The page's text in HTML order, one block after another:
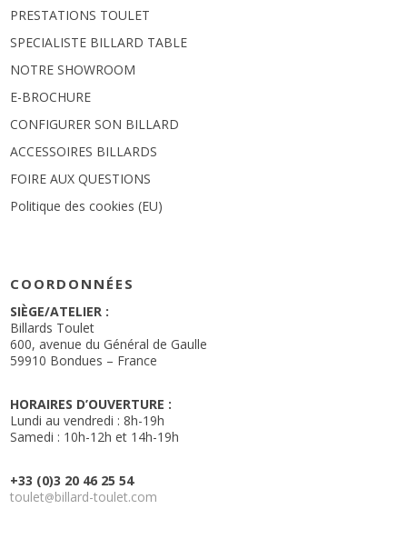
PRESTATIONS TOULET
SPECIALISTE BILLARD TABLE
NOTRE SHOWROOM
E-BROCHURE
CONFIGURER SON BILLARD
ACCESSOIRES BILLARDS
FOIRE AUX QUESTIONS
Politique des cookies (EU)
COORDONNÉES
SIÈGE/ATELIER :
Billards Toulet
600, avenue du Général de Gaulle
59910 Bondues – France
HORAIRES D’OUVERTURE :
Lundi au vendredi : 8h-19h
Samedi : 10h-12h et 14h-19h
+33 (0)3 20 46 25 54
toulet@billard-toulet.com